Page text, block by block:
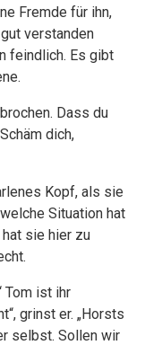
Fremde für ihn,
verstanden
feindlich. Es gibt
Dass du
dich,
Kopf, als sie
Situation hat
sie hier zu
Tom ist ihr
grinst er. „Horsts
selbst. Sollen wir